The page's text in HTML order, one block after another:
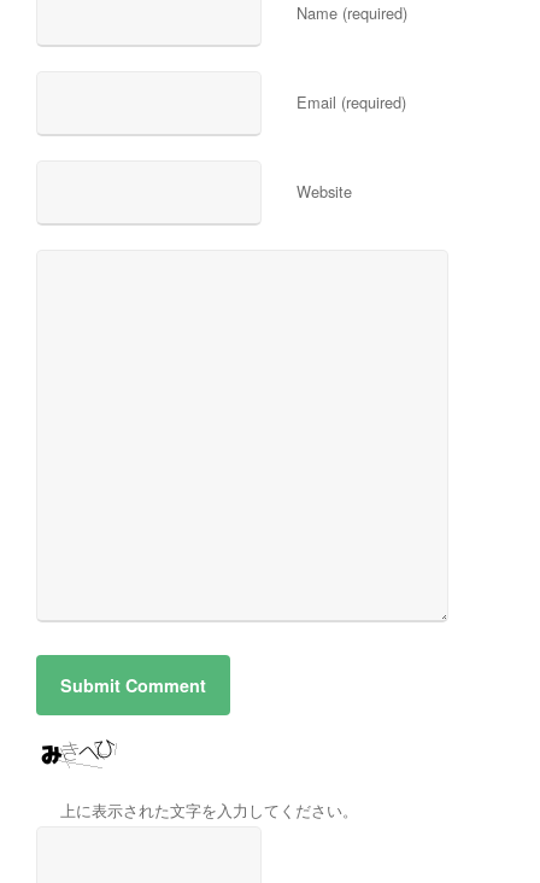
Name (required)
Email (required)
Website
上に表示された文字を入力してください。